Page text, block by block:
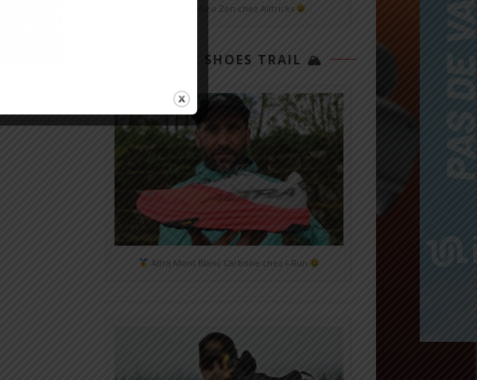
Mizuno Neo Zen chez Alltricks
TOP 3 SHOES TRAIL 🏔
Altra Mont Blanc Carbone chez i-Run